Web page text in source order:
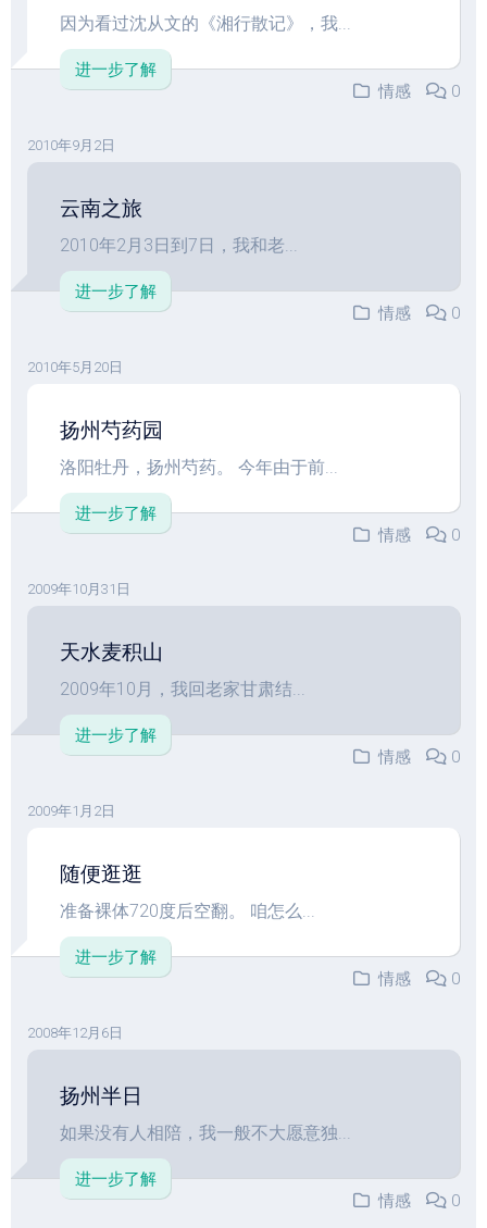
因为看过沈从文的《湘行散记》，我...
进一步了解
情感
0
2010年9月2日
云南之旅
2010年2月3日到7日，我和老...
进一步了解
情感
0
2010年5月20日
扬州芍药园
洛阳牡丹，扬州芍药。 今年由于前...
进一步了解
情感
0
2009年10月31日
天水麦积山
2009年10月，我回老家甘肃结...
进一步了解
情感
0
2009年1月2日
随便逛逛
准备裸体720度后空翻。 咱怎么...
进一步了解
情感
0
2008年12月6日
扬州半日
如果没有人相陪，我一般不大愿意独...
进一步了解
情感
0